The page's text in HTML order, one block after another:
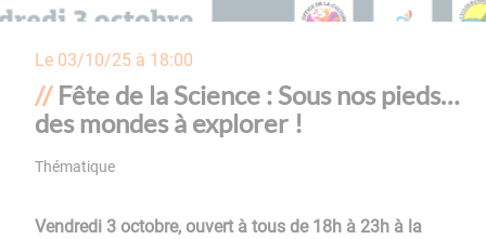
Le 03/10/25 à 18:00
Fête de la Science : Sous nos pieds…
des mondes à explorer !
Thématique
Vendredi 3 octobre, ouvert à tous de 18h à 23h à la